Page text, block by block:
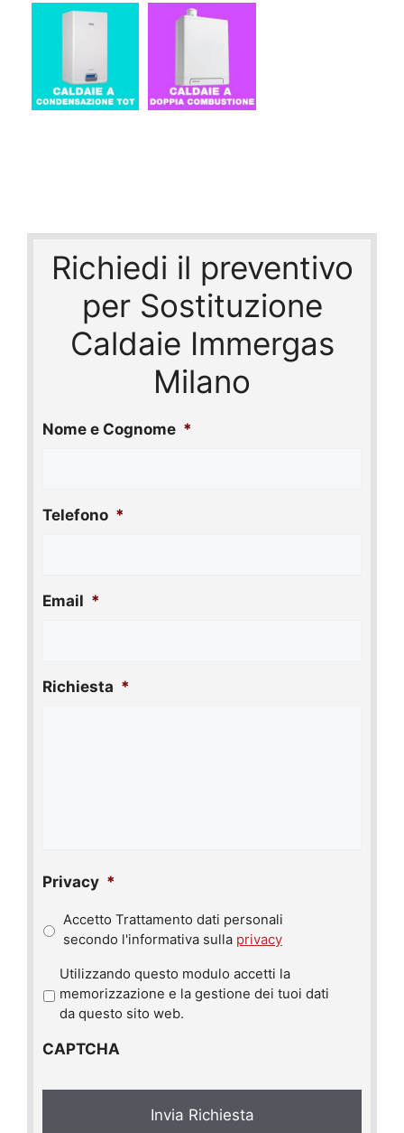
Richiedi il preventivo
per Sostituzione
Caldaie Immergas
Milano
Nome e Cognome *
Telefono *
Email *
Richiesta *
Privacy *
Accetto Trattamento dati personali
secondo l'informativa sulla privacy
r
a
y
Utilizzando questo modulo accetti la
memorizzazione e la gestione dei tuoi dati
da questo sito web.
CAPTCHA